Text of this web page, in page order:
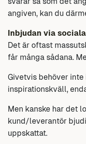
angiven, kan du
Inbjudan via
Det är oftast
får många sådana.
Givetvis behöver inte
inspirationskväll,
Men kanske har det
kund/leverantör
uppskattat.